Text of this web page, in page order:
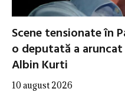
Scene tensionate în
o deputată a
Albin Kurti
10 august 2026